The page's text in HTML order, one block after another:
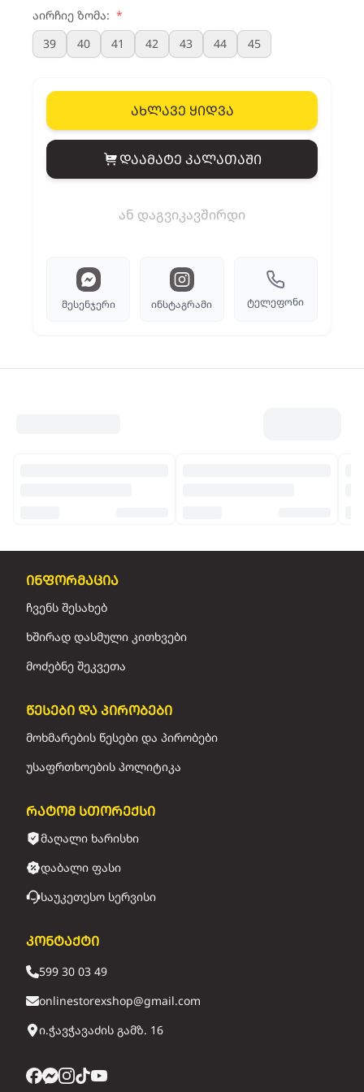
აირჩიე ზომა: *
39
40 41 42 43 44 45
ახლავე ყიდვა
View cart
დაამატე კალათაში
ან დაგვიკავშირდი
მესენჯერი ინსტაგრამი ტელეფონი
ინფორმაცია
ჩვენს შესახებ
ხშირად დასმული კითხვები
მოძებნე შეკვეთა
წესები და პირობები
მოხმარების წესები და პირობები
უსაფრთხოების პოლიტიკა
რატომ სთორექსი
მაღალი ხარისხი
დაბალი ფასი
საუკეთესო სერვისი
კონტაქტი
599 30 03 49
onlinestorexshop@gmail.com
ი.ჭავჭავაძის გამზ. 16